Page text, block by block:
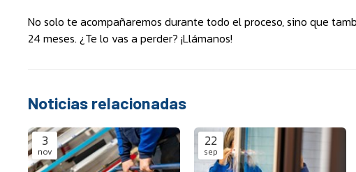
No solo te acompañaremos durante todo el proceso, sino que
24 meses. ¿Te lo vas a perder? ¡Llámanos!
Noticias relacionadas
3
nov
22
sep